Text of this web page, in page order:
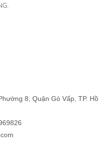
8, Quận Gò Vấp, TP. Hồ